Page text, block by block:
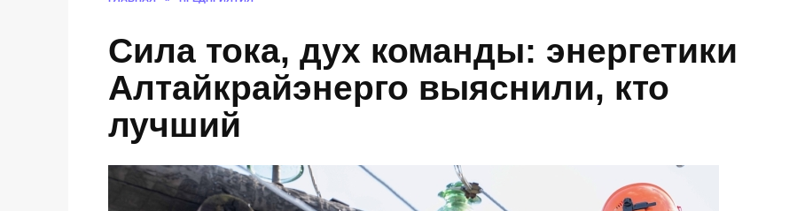
Сила тока, дух команды: энергетики
Алтайкрайэнерго выяснили, кто
лучший